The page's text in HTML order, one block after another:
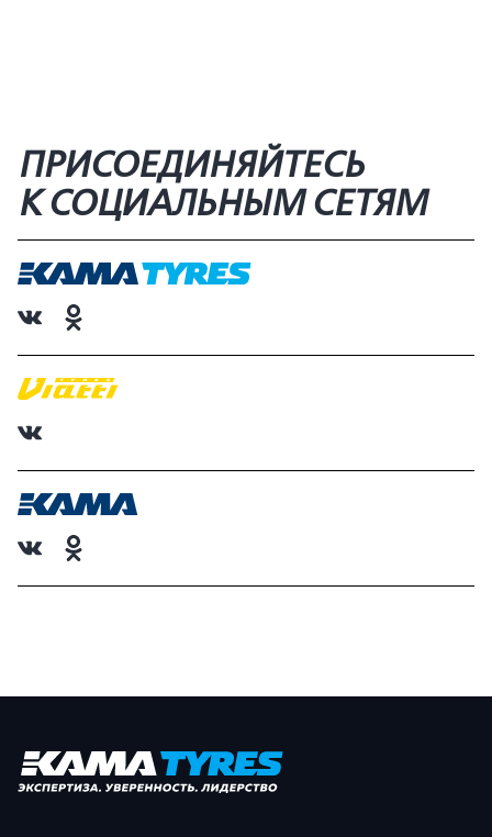
ПРИСОЕДИНЯЙТЕСЬ
К СОЦИАЛЬНЫМ СЕТЯМ